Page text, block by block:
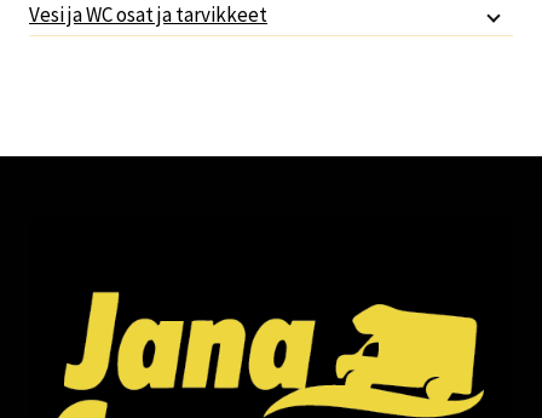
Vesi ja WC osat ja tarvikkeet